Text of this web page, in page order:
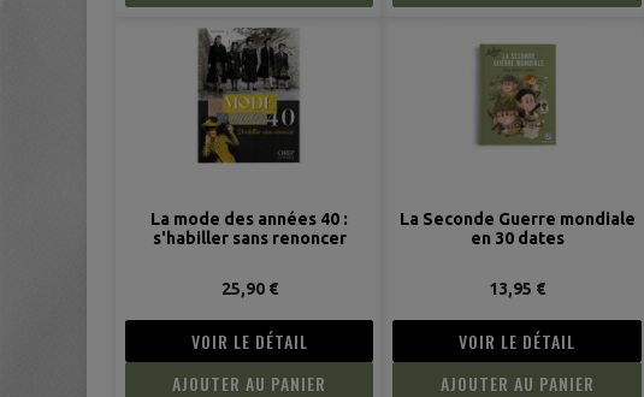
La mode des années 40 :
s'habiller sans renoncer
25,90 €
VOIR LE DÉTAIL
AJOUTER AU PANIER
La Seconde Guerre mondiale
en 30 dates
13,95 €
VOIR LE DÉTAIL
AJOUTER AU PANIER